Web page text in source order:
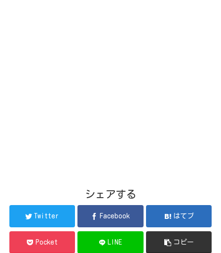
シェアする
Twitter Facebook はてブ
Pocket LINE コピー